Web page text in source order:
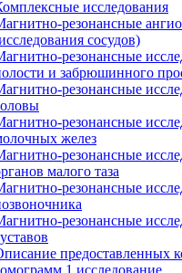
исследования
резонансные
сосудов)
резонансные
и забрюшинного
резонансные
резонансные
желез
резонансные
малого таза
резонансные
резонансные
предоставленных
1 исследование